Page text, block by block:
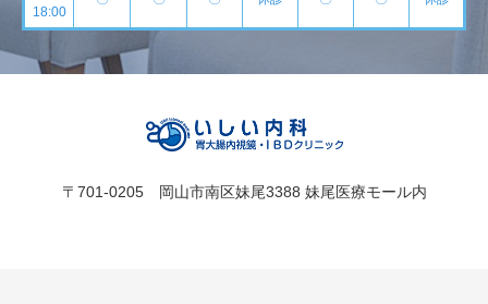
18:00
〒701-0205 岡山市南区妹尾3388 妹尾医療モール内